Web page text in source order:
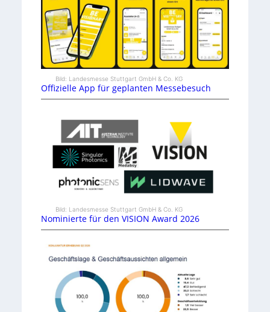
Bild: Landesmesse Stuttgart GmbH & Co. KG
Offizielle App für geplanten Messebesuch
Bild: Landesmesse Stuttgart GmbH & Co. KG
Nominierte für den VISION Award 2026